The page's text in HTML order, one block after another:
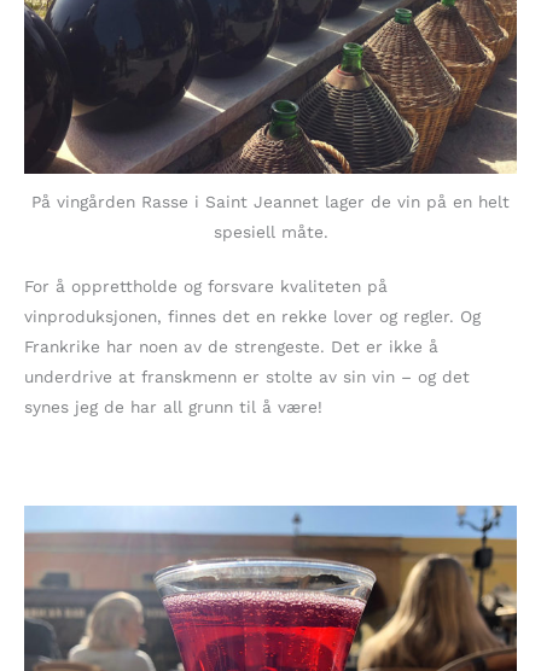
På vingården Rasse i Saint Jeannet lager de vin på en helt
spesiell måte.
For å opprettholde og forsvare kvaliteten på
vinproduksjonen, finnes det en rekke lover og regler. Og
Frankrike har noen av de strengeste. Det er ikke å
underdrive at franskmenn er stolte av sin vin – og det
synes jeg de har all grunn til å være!